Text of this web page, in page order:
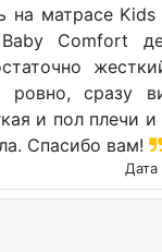
на матрасе
Comfort
ровно, сразу
и пол плечи и
Спасибо вам!